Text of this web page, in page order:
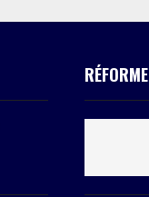
RÉFORME